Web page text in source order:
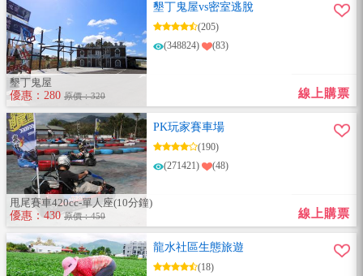
墾丁鬼屋vs密室逃脫
(205)
(348824)
(83)
線上購票
墾丁鬼屋
優惠：280 原價：320
PK玩家賽車場
(190)
(271421)
(48)
線上購票
甩尾賽車420cc-單人座(10分鐘)
優惠：430 原價：450
龍水社區生態旅遊
(18)